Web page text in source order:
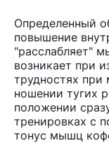
Определенный
повышение
"расслабляет"
возникает при
трудностях при
ношении тугих
положении
тренировках с
тонус мышц